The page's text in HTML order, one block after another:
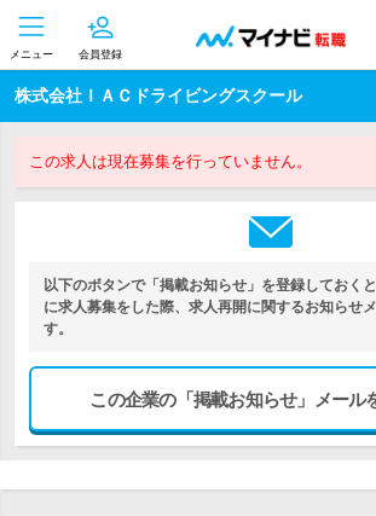
メニュー 会員登録
株式会社ＩＡＣドライビングスクール
この求人は現在募集を行っていません。
以下のボタンで「掲載お知らせ」を登録しておく
に求人募集をした際、求人再開に関するお知らせ
す。
この企業の「掲載お知らせ」メール